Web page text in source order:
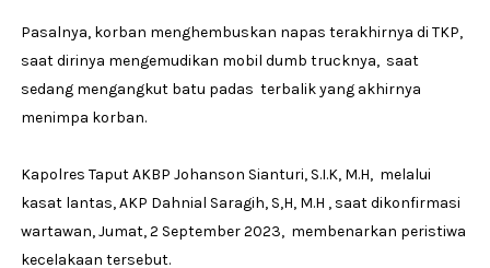
Pasalnya, korban menghembuskan napas terakhirnya di TKP,
saat dirinya mengemudikan mobil dumb trucknya, saat
sedang mengangkut batu padas terbalik yang akhirnya
menimpa korban.
Kapolres Taput AKBP Johanson Sianturi, S.I.K, M.H, melalui
kasat lantas, AKP Dahnial Saragih, S,H, M.H , saat dikonfirmasi
wartawan, Jumat, 2 September 2023, membenarkan peristiwa
kecelakaan tersebut.